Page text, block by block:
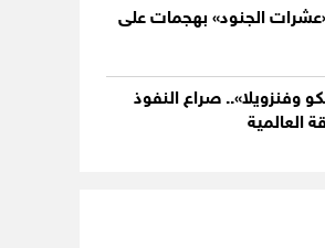
الجنود» بهجمات على
وفنزويلا».. صراع النفوذ
العالمية